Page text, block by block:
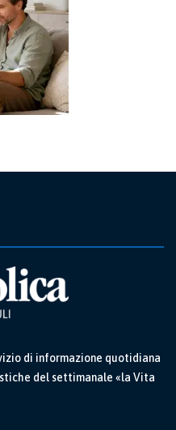
di informazione quotidiana
del settimanale «la Vita